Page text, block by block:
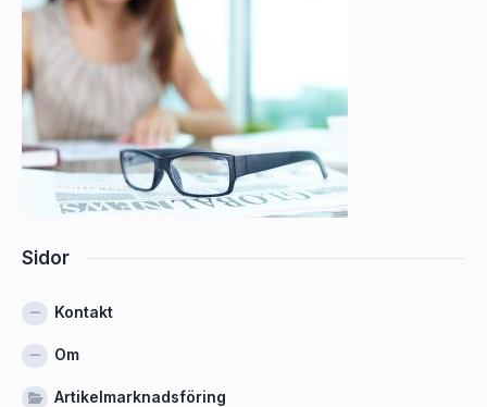
Sidor
Kontakt
Om
Artikelmarknadsföring